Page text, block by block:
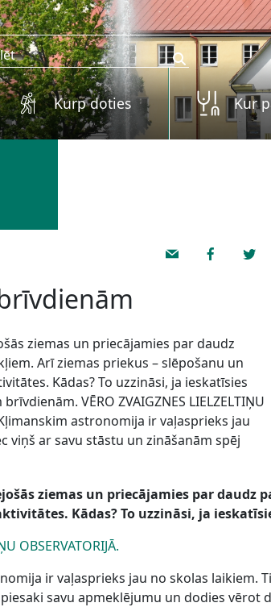
Kurp doties Kur
ziemas un priecājamies par daudz
Arī ziemas priekus – slēpošanu un
Kādas? To uzzināsi, ja ieskatīsies
VĒRO ZVAIGZNES LIELZELTIŅU
Kļimanskim astronomija ir vaļasprieks jau
viņš ar savu stāstu un zināšanām spēj
ziemas un priecājamies par
Kādas? To uzzināsi, ja
OBSERVATORIJĀ.
ir vaļasprieks jau no skolas laikiem.
savu apmeklējumu un dodies vērot